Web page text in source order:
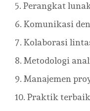
Perangkat
Komunikasi
Kolaborasi
Metodologi
Manajemen
Praktik